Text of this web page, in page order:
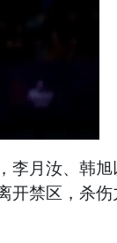
月汝、韩
禁区，杀